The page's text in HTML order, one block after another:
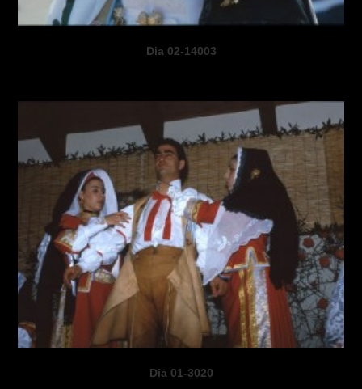
Dia 02-14003
Dia 01-3020